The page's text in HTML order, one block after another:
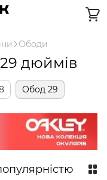
Ободи
дюймів
Обод 29